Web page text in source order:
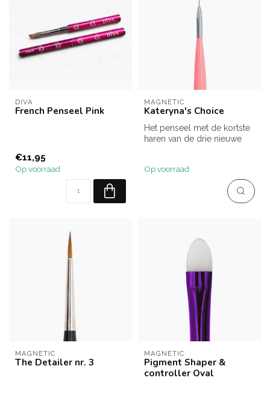
DIVA
French Penseel Pink
€11,95
Op voorraad
MAGNETIC
Kateryna's Choice
Het penseel met de kortste
haren van de drie nieuwe
Op voorraad
MAGNETIC
The Detailer nr. 3
MAGNETIC
Pigment Shaper &
controller Oval